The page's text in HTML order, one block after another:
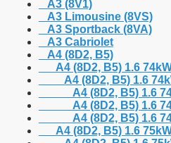
A3 (8V1)
A3 Limousine (8VS)
A3 Sportback (8VA)
A3 Cabriolet
A4 (8D2, B5)
A4 (8D2, B5) 1.6
A4 (8D2, B5) 1.6
A4 (8D2, B5) 1.6
A4 (8D2, B5) 1.6
A4 (8D2, B5) 1.6
A4 (8D2, B5) 1.6